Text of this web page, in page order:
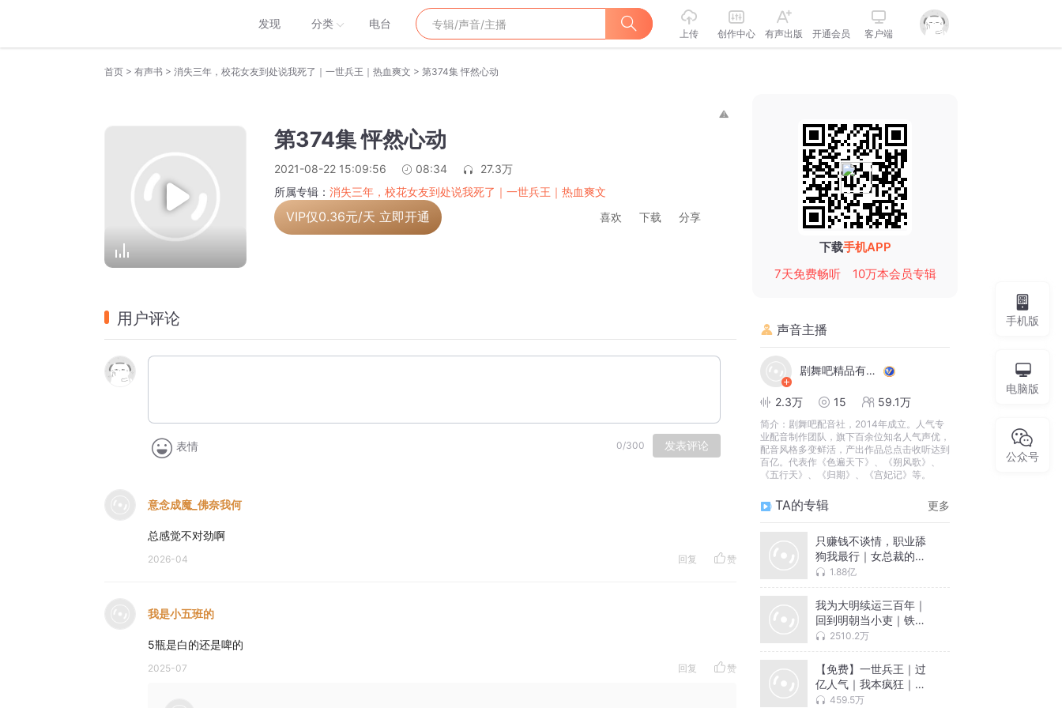
发现 分类 电台
上传 创作中心 有声出版 开通会员 客户端
首页 > 有声书 > 消失三年，校花女友到处说我死了｜一世兵王｜热血爽文 > 第374集 怦然心动
第374集 怦然心动
2021-08-22 15:09:56 08:34
27.3万
所属专辑： 消失三年，校花女友到处说我死了｜一世兵王｜热血爽文
VIP仅0.36元/天 立即开通 喜欢 下载 分享
用户评论
表情 0/300 发表评论
意念成魔_佛奈我何
总感觉不对劲啊
2026-04 回复 赞
我是小五班的
5瓶是白的还是啤的
2025-07 回复 赞
下载手机APP
7天免费畅听
10万本会员专辑
声音主播
剧舞吧精品有声剧
2.3万 15 59.1万
简介： 剧舞吧配音社，2014年成立。人气专
业配音制作团队，旗下百余位知名人气声优，
配音风格多变鲜活，产出作品总点击收听达到
百亿。代表作《色遍天下》、《朔风歌》、
《五行天》、《归期》、《宫妃记》等。
TA的专辑 更多
只赚钱不谈情，职业舔
狗我最行｜女总裁的上
门女婿逆袭
1.88亿
我为大明续运三百年｜
回到明朝当小吏｜铁血
残明2510.2万
【免费】一世兵王｜过
亿人气｜我本疯狂｜爆
款热血爽文
459.5万
手机版
电脑版
公众号